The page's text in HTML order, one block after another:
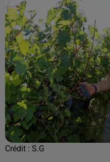
Crédit : S.G